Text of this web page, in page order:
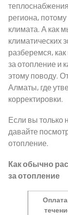
региона,
климата. А как
климатических
разберемся, как
за отопление и
этому поводу.
Алматы, где
корректировки.
Если вы только
давайте
отопление.
Как обычно
за отопление